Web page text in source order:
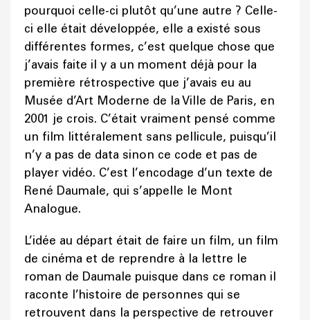
pourquoi celle-ci plutôt qu’une autre ? Celle-
ci elle était développée, elle a existé sous
différentes formes, c’est quelque chose que
j’avais faite il y a un moment déjà pour la
première rétrospective que j’avais eu au
Musée d’Art Moderne de la Ville de Paris, en
2001 je crois. C’était vraiment pensé comme
un film littéralement sans pellicule, puisqu’il
n’y a pas de data sinon ce code et pas de
player vidéo. C’est l’encodage d’un texte de
René Daumale, qui s’appelle le Mont
Analogue.
L’idée au départ était de faire un film, un film
de cinéma et de reprendre à la lettre le
roman de Daumale puisque dans ce roman il
raconte l’histoire de personnes qui se
retrouvent dans la perspective de retrouver